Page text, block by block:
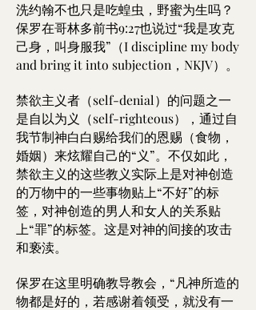
洗约翰不也只是吃蝗虫，野蜜为生吗？
保罗在哥林多前书9:27也说过“我是攻克
己身，叫身服我”（I discipline my body
and bring it into subjection，NKJV）。
禁欲主义者（self-denial）的问题之一
是自以为义（self-righteous），通过自
我节制神白白赐给我们的恩赐（食物，
婚姻）来炫耀自己的“义”。不仅如此，
禁欲主义的这些教义实际上是对神创造
的万物中的一些事物贴上“不好”的标
签，对神创造的男人和女人的关系贴
上“罪”的标签。这是对神的间接的攻击
和亵渎。
保罗在这里明确教导教会，“凡神所造的
物都是好的，若感谢着领受，就没有一